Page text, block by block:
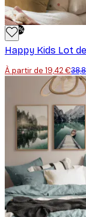
-50%
Happy Kids Lot
À partir de 19,42 €